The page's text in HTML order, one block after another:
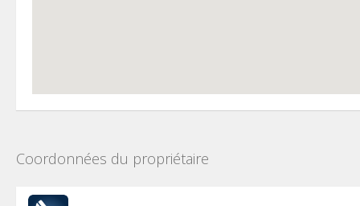
Coordonnées du propriétaire